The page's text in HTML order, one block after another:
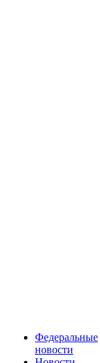
Федеральные
новости